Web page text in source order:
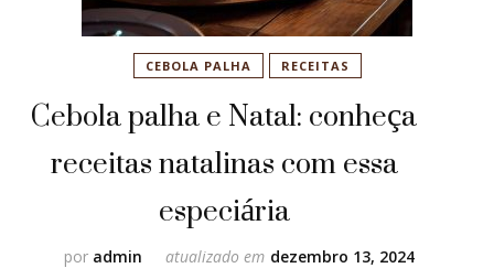
CEBOLA PALHA RECEITAS
Cebola palha e Natal: conheça
receitas natalinas com essa
especiária
por admin atualizado em dezembro 13, 2024